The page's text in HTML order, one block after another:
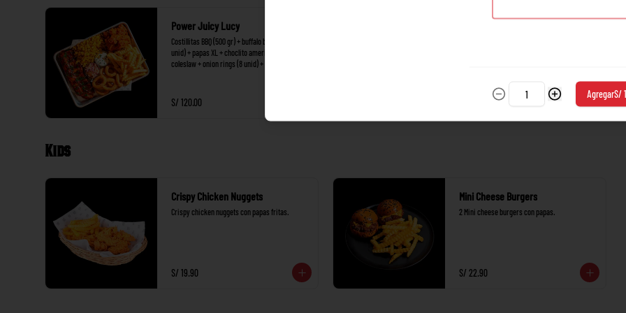
Power Juicy Lucy
Costillitas BBQ (500 gr) + buffalo boneless (8
unid) + papas XL + choclito americano +
coleslaw + onion rings (8 unid) + salsa ranch.
S/ 120.00
Kids
Crispy Chicken Nuggets
Crispy chicken nuggets con papas fritas.
S/ 19.90
Mini Cheese Burgers
2 Mini cheese burgers con papas.
S/ 22.90
AgregarS/